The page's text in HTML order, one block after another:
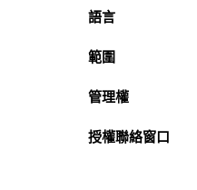
語言
範圍
管理權
授權聯絡窗口